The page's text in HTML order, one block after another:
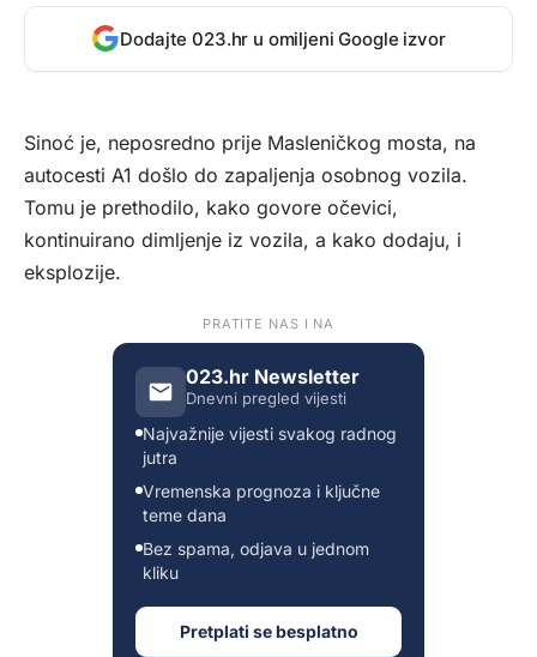
Dodajte 023.hr u omiljeni Google izvor
Sinoć je, neposredno prije Masleničkog mosta, na
autocesti A1 došlo do zapaljenja osobnog vozila.
Tomu je prethodilo, kako govore očevici,
kontinuirano dimljenje iz vozila, a kako dodaju, i
eksplozije.
PRATITE NAS I NA
023.hr Newsletter
Dnevni pregled vijesti
Najvažnije vijesti svakog radnog
jutra
Vremenska prognoza i ključne
teme dana
Bez spama, odjava u jednom
kliku
Pretplati se besplatno